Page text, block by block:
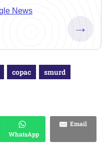
News
→
copac smurd
WhatsApp
Email